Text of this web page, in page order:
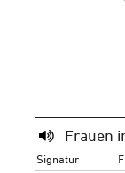
Frauen
Signatur